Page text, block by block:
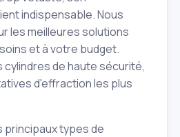
indispensable. Nous
les meilleures solutions
et à votre budget.
cylindres de haute sécurité,
d'effraction les plus
principaux types de